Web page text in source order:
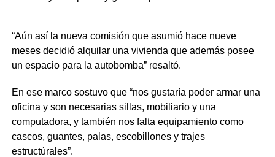
“Aún así la nueva comisión que asumió hace nueve
meses decidió alquilar una vivienda que además posee
un espacio para la autobomba” resaltó.
En ese marco sostuvo que “nos gustaría poder armar una
oficina y son necesarias sillas, mobiliario y una
computadora, y también nos falta equipamiento como
cascos, guantes, palas, escobillones y trajes
estructúrales”.